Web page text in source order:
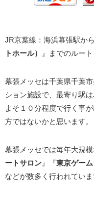
JR京葉線：海浜幕張駅か
トホール）
』までのルー
幕張メッセは千葉県千葉
ション施設で、最寄り駅
よそ１０分程度で行く事
方ではないかと思います。
幕張メッセでは毎年大規
ートサロン 』『東京ゲー
などが数多く行われていま